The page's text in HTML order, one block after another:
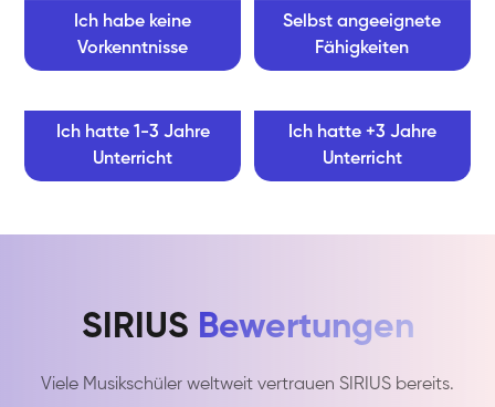
Ich habe keine
Vorkenntnisse
Selbst angeeignete
Fähigkeiten
Ich hatte 1-3 Jahre
Unterricht
Ich hatte +3 Jahre
Unterricht
SIRIUS Bewertungen
Viele Musikschüler weltweit vertrauen SIRIUS bereits.